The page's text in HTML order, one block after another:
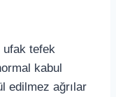
ufak tefek
kabul
edilmez ağrılar